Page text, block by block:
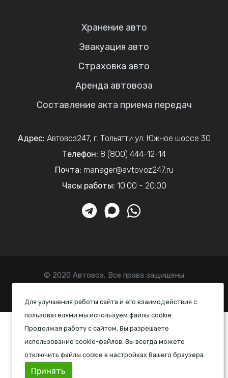
Для улучшения работы сайта и его взаимодействия с
пользователями мы используем файлы cookie.
Продолжая работу с сайтом, Вы разрешаете
использование cookie-файлов. Вы всегда можете
отключить файлы cookie в настройках Вашего браузера.
Принять
Хранение авто
Эвакуация авто
Страховка авто
Аренда автовоза
Составление акта приема передач
Адрес: Автовоз247, г. Тольятти ул. Южное шоссе 30
Телефон: 8 (800) 444-12-14
Почта: manager@avtovoz247.ru
Часы работы: 10:00 - 20:00
© 2020 Автовоз, Все права защищены